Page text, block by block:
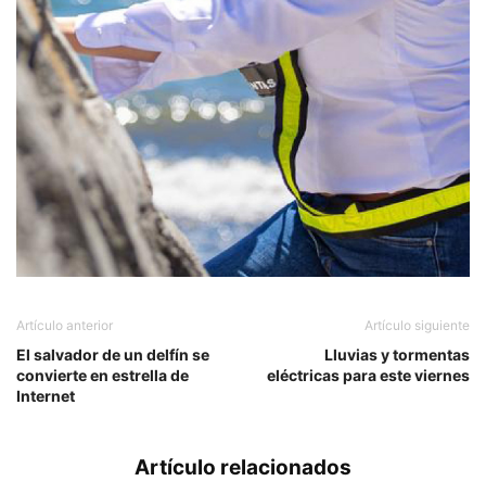
Artículo anterior
El salvador de un delfín se
convierte en estrella de
Internet
Artículo siguiente
Lluvias y tormentas
eléctricas para este viernes
Artículo relacionados